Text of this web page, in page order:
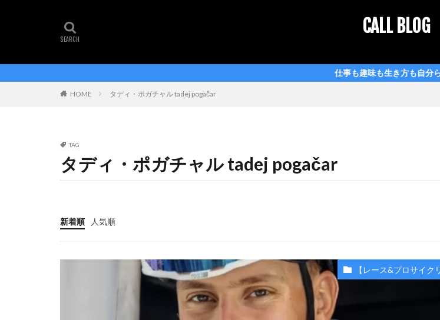
CALL BLOG
仕事も趣味も生き方も自分らしく！そして何よ
HOME タディ・ポガチャル tadej pogačar
TAG
タディ・ポガチャル tadej pogačar
新着順 人気順
【レース&プロサイク
y1rs
エアロロード キャニオン エアロード コルナゴ
ジロ・デ・イタリア2025
スペシャライズド タディ・ポガチ
ツールドフランス